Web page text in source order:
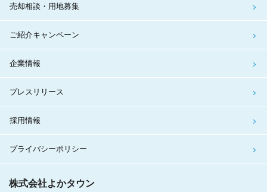
売却相談・用地募集
ご紹介キャンペーン
企業情報
プレスリリース
採用情報
プライバシーポリシー
株式会社よかタウン